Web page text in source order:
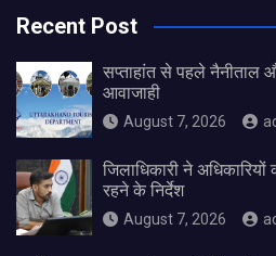
Recent Post
सप्ताहांत से पहले नैनीताल
आवाजाही
August 7, 2026
जिलाधिकारी ने
रहने के निर्देश
August 7, 2026